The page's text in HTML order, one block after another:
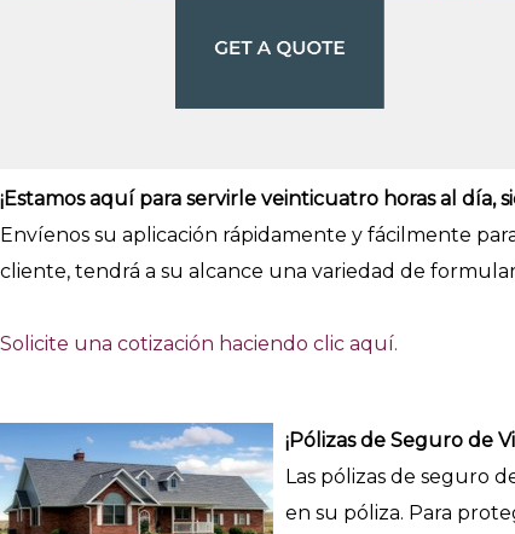
¡Estamos aquí para servirle veinticuatro horas al día,
Envíenos su aplicación rápidamente y fácilmente
cliente, tendrá a su alcance una variedad de
Solicite una cotización haciendo clic aquí.
¡Pólizas de Seguro de
Las pólizas de seguro
en su póliza. Para